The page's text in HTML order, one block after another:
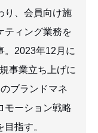
り、会員向け施
ティング業務を
。2023年12月に
事業立ち上げに
ブランドマネ
モーション戦略
指す。